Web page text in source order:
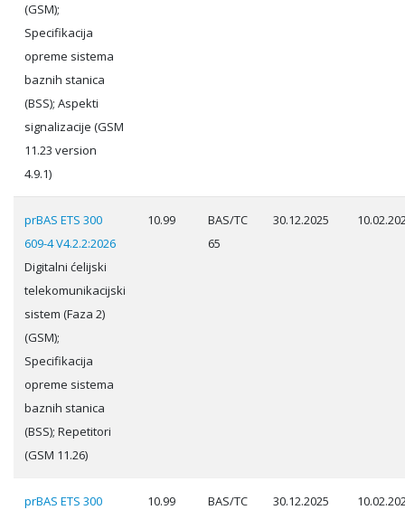
(GSM);
Specifikacija
opreme sistema
baznih stanica
(BSS); Aspekti
signalizacije (GSM
11.23 version
4.9.1)
prBAS ETS 300
609-4 V4.2.2:2026
Digitalni ćelijski
telekomunikacijski
sistem (Faza 2)
(GSM);
Specifikacija
opreme sistema
baznih stanica
(BSS); Repetitori
(GSM 11.26)
10.99
BAS/TC
65
30.12.2025
prBAS ETS 300
10.99
BAS/TC
30.12.2025